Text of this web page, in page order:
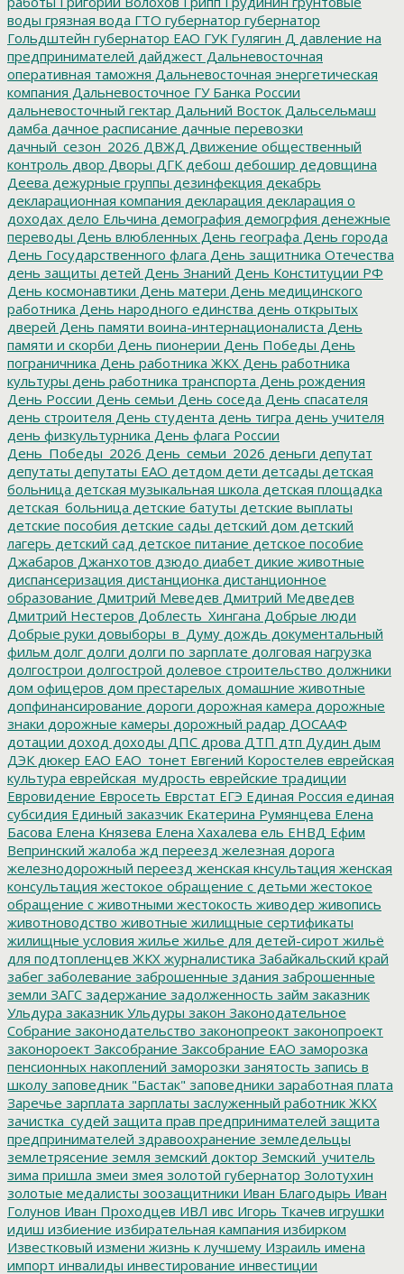
воды грязная вода ГТО губернатор губернатор
Гольдштейн губернатор ЕАО ГУК Гулягин Д давление на
предпринимателей дайджест Дальневосточная
оперативная таможня Дальневосточная энергетическая
компания Дальневосточное ГУ Банка России
дальневосточный гектар Дальний Восток Дальсельмаш
дамба дачное расписание дачные перевозки
дачный_сезон_2026 ДВЖД Движение общественный
контроль двор Дворы ДГК дебош дебошир дедовщина
Деева дежурные группы дезинфекция декабрь
декларационная компания декларация декларация о
доходах дело Ельчина демография демогрфия денежные
переводы День влюбленных День географа День города
День Государственного флага День защитника Отечества
день защиты детей День Знаний День Конституции РФ
День космонавтики День матери День медицинского
работника День народного единства день открытых
дверей День памяти воина-интернационалиста День
памяти и скорби День пионерии День Победы День
пограничника День работника ЖКХ День работника
культуры день работника транспорта День рождения
День России День семьи День соседа День спасателя
день строителя День студента день тигра день учителя
день физкультурника День флага России
День_Победы_2026 День_семьи_2026 деньги депутат
депутаты депутаты ЕАО детдом дети детсады детская
больница детская музыкальная школа детская площадка
детская_больница детские батуты детские выплаты
детские пособия детские сады детский дом детский
лагерь детский сад детское питание детское пособие
Джабаров Джанхотов дзюдо диабет дикие животные
диспансеризация дистанционка дистанционное
образование Дмитрий Меведев Дмитрий Медведев
Дмитрий Нестеров Доблесть_Хингана Добрые люди
Добрые руки довыборы_в_Думу дождь документальный
фильм долг долги долги по зарплате долговая нагрузка
долгострои долгострой долевое строительство должники
дом офицеров дом престарелых домашние животные
допфинансирование дороги дорожная камера дорожные
знаки дорожные камеры дорожный радар ДОСААФ
дотации доход доходы ДПС дрова ДТП дтп Дудин дым
ДЭК дюкер ЕАО ЕАО_тонет Евгений Коростелев еврейская
культура еврейская_мудрость еврейские традиции
Евровидение Евросеть Еврстат ЕГЭ Единая Россия единая
субсидия Единый заказчик Екатерина Румянцева Елена
Басова Елена Князева Елена Хахалева ель ЕНВД Ефим
Вепринский жалоба жд переезд железная дорога
железнодорожный переезд женская кнсультация женская
консультация жестокое обращение с детьми жестокое
обращение с животными жестокость живодер живопись
животноводство животные жилищные сертификаты
жилищные условия жилье жилье для детей-сирот жильё
для подтопленцев ЖКХ журналистика Забайкальский край
забег заболевание заброшенные здания заброшенные
земли ЗАГС задержание задолженность займ заказник
Ульдура заказник Ульдуры закон Законодательное
Собрание законодательство законопреокт законопроект
законороект Заксобрание Заксобрание ЕАО заморозка
пенсионных накоплений заморозки занятость запись в
школу заповедник "Бастак" заповедники заработная плата
Заречье зарплата зарплаты заслуженный работник ЖКХ
зачистка_судей защита прав предпринимателей защита
предпринимателей здравоохранение земледельцы
землетрясение земля земский доктор Земский_учитель
зима пришла змеи змея золотой губернатор Золотухин
золотые медалисты зоозащитники Иван Благодырь Иван
Голунов Иван Проходцев ИВЛ ивс Игорь Ткачев игрушки
идиш избиение избирательная кампания избирком
Известковый измени жизнь к лучшему Израиль имена
импорт инвалиды инвестирование инвестиции